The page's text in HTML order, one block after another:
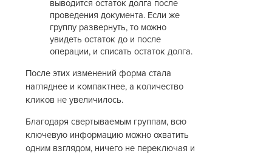
выводится остаток долга после
проведения документа. Если же
группу развернуть, то можно
увидеть остаток до и после
операции, и списать остаток долга.
После этих изменений форма стала
нагляднее и компактнее, а количество
кликов не увеличилось.
Благодаря свертываемым группам, всю
ключевую информацию можно охватить
одним взглядом, ничего не переключая и